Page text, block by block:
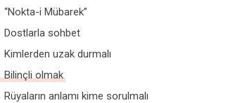
“Nokta-i Mübarek”
Dostlarla sohbet
Kimlerden uzak durmalı
Bilinçli olmak
Rüyaların anlamı kime sorulmalı